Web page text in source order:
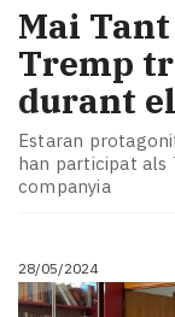
Mai
Tremp
durant
Estaran
han participat als
companyia
28/05/2024